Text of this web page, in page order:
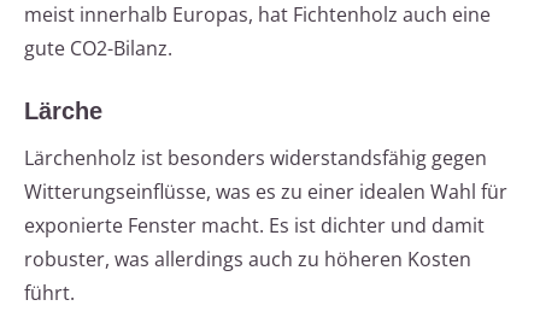
meist innerhalb Europas, hat Fichtenholz auch eine
gute CO2-Bilanz.
Lärche
Lärchenholz ist besonders widerstandsfähig gegen
Witterungseinflüsse, was es zu einer idealen Wahl für
exponierte Fenster macht. Es ist dichter und damit
robuster, was allerdings auch zu höheren Kosten
führt.